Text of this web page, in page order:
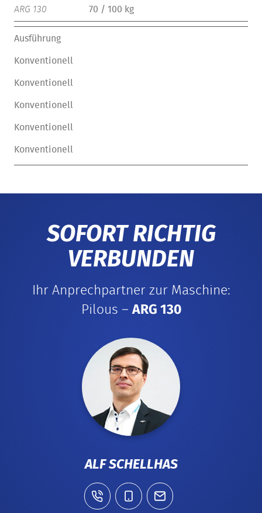
70 / 100 kg
Ausführung
Konventionell
Konventionell
Konventionell
Konventionell
Konventionell
SOFORT RICHTIG
VERBUNDEN
Ihr Anprechpartner zur Maschine:
Pilous –ARG 130
ALF SCHELLHAS